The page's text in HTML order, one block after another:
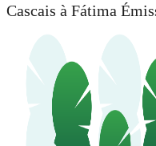
Cascais à Fátima